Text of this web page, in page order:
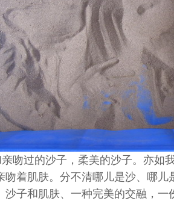
吻过的沙子，柔美的沙子。亦如
吻着肌肤。分不清哪儿是沙、哪
沙子和肌肤、一种完美的交融，一